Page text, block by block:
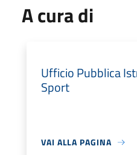
A cura di
Ufficio Pubblica
Sport
VAI ALLA PAGINA